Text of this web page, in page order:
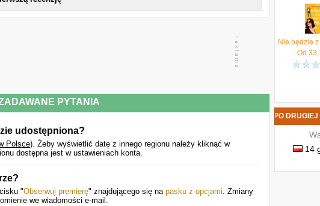
PYTANIA
udostępniona?
Polsce). Żeby wyświetlić datę z innego regionu należy kliknąć w
dostępna jest w ustawieniach konta.
"Obserwuj premierę" znajdującego się na pasku z opcjami. Zmiany
we wiadomości e-mail.
Od
NOWA KSIĄŻKA AGNIESZKA KARECKA - PO DRUGIEJ
14